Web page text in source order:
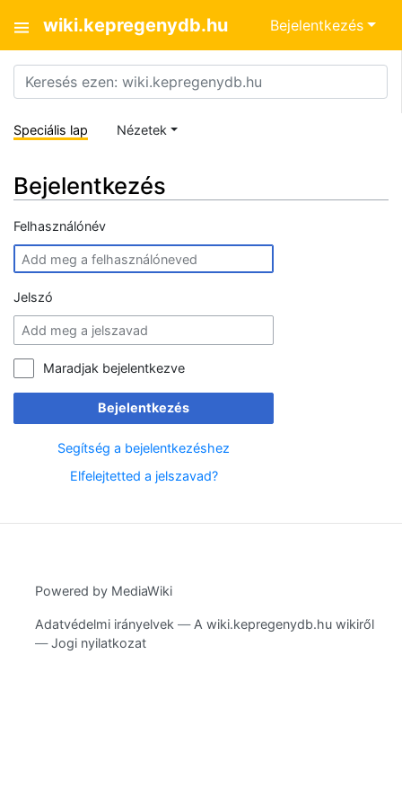
wiki.kepregenydb.hu Bejelentkezés
Speciális lap Nézetek
Bejelentkezés
Felhasználónév
Jelszó
Maradjak bejelentkezve
Bejelentkezés
Segítség a bejelentkezéshez
Elfelejtetted a jelszavad?
Powered by MediaWiki
Adatvédelmi irányelvek
A wiki.kepregenydb.hu wikiről
Jogi nyilatkozat